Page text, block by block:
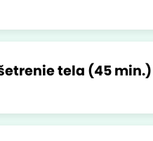
tela (45 min.)